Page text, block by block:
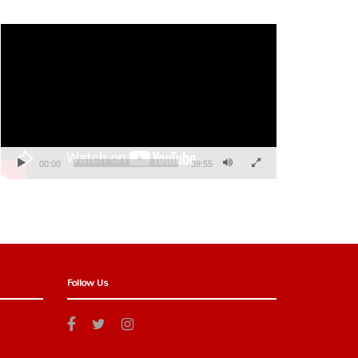
00:00 39:55
Follow Us